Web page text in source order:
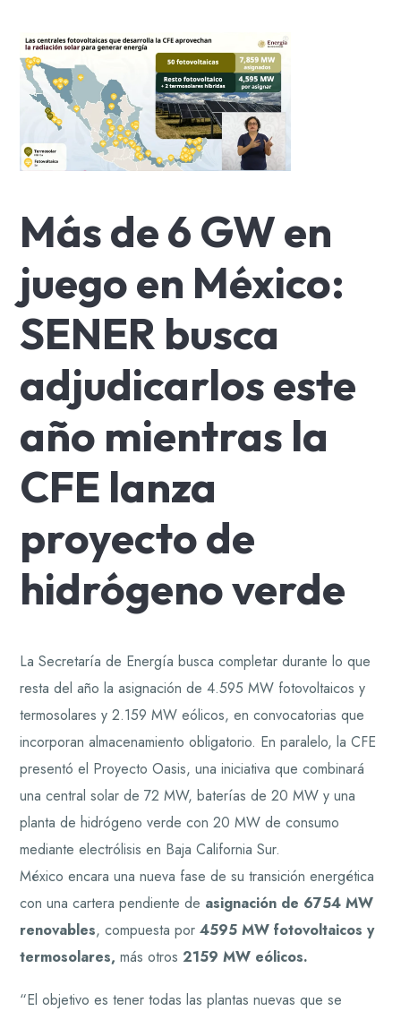
Más de 6 GW en
juego en México:
SENER busca
adjudicarlos este
año mientras la
CFE lanza
proyecto de
hidrógeno verde
La Secretaría de Energía busca completar durante lo que
resta del año la asignación de 4.595 MW fotovoltaicos y
termosolares y 2.159 MW eólicos, en convocatorias que
incorporan almacenamiento obligatorio. En paralelo, la CFE
presentó el Proyecto Oasis, una iniciativa que combinará
una central solar de 72 MW, baterías de 20 MW y una
planta de hidrógeno verde con 20 MW de consumo
mediante electrólisis en Baja California Sur.
México encara una nueva fase de su transición energética
con una cartera pendiente de asignación de 6754 MW
renovables, compuesta por4595 MW fotovoltaicos y
termosolares, más otros2159 MW eólicos.
“El objetivo es tener todas las plantas nuevas que se